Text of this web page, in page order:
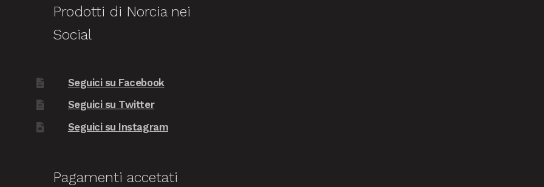
Prodotti di Norcia nei
Social
Seguici su Facebook
Seguici su Twitter
Seguici su Instagram
Pagamenti accetati